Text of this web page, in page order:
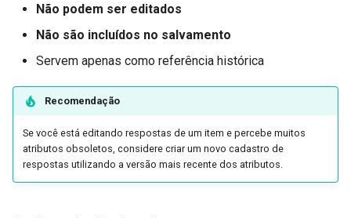
Não podem ser editados
Não são incluídos no salvamento
Servem apenas como referência histórica
Recomendação
Se você está editando respostas de um item e percebe muitos
atributos obsoletos, considere criar um novo cadastro de
respostas utilizando a versão mais recente dos atributos.